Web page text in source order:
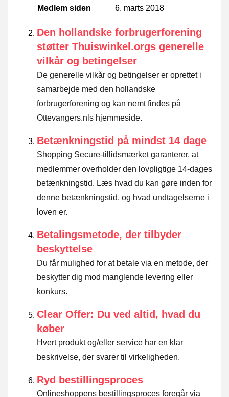
Medlem siden
6. marts 2018
Den hollandske forbrugerforening
støtter Thuiswinkel.orgs generelle
vilkår og betingelser
De generelle vilkår og betingelser er oprettet i
samarbejde med den hollandske
forbrugerforening og kan nemt findes på
Ottevangers.nls hjemmeside.
Betænkningstid på mindst 14 dage
Shopping Secure-tillidsmærket garanterer, at
medlemmer overholder den lovpligtige 14-dages
betænkningstid. Læs hvad du kan gøre inden for
denne betænkningstid, og hvad undtagelserne i
loven er.
Betalingsmetode, der tilbyder
beskyttelse
Du får mulighed for at betale via en metode, der
beskytter dig mod manglende levering eller
konkurs.
Clear Offer: Du ved altid, hvad du
køber
Hvert produkt og/eller service har en klar
beskrivelse, der svarer til virkeligheden.
Ryd bestillingsproces
Onlineshoppens bestillingsproces foregår via